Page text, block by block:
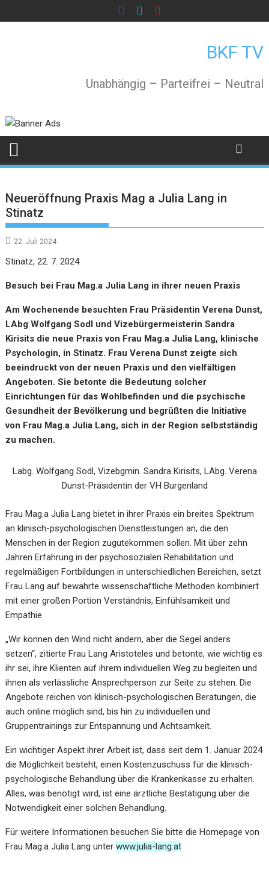
to
BKF TV
Unabhängig – Parteifrei – Neutral
Neueröffnung Praxis Mag a Julia Lang in
Stinatz
22. Juli 2024
Stinatz, 22. 7. 2024
Besuch bei Frau Mag.a Julia Lang in ihrer neuen Praxis
Am Wochenende besuchten Frau Präsidentin Verena Dunst,
LAbg Wolfgang Sodl und Vizebürgermeisterin Sandra
Kirisits die neue Praxis von Frau Mag.a Julia Lang, klinische
Psychologin, in Stinatz. Frau Verena Dunst zeigte sich
beeindruckt von der neuen Praxis und den vielfältigen
Angeboten. Sie betonte die Bedeutung solcher
Einrichtungen für das Wohlbefinden und die psychische
Gesundheit der Bevölkerung und begrüßten die Initiative
von Frau Mag.a Julia Lang, sich in der Region selbstständig
zu machen.
Labg. Wolfgang Sodl, Vizebgmin. Sandra Kirisits, LAbg. Verena
Dunst-Präsidentin der VH Burgenland
Frau Mag.a Julia Lang bietet in ihrer Praxis ein breites Spektrum
an klinisch-psychologischen Dienstleistungen an, die den
Menschen in der Region zugutekommen sollen. Mit über zehn
Jahren Erfahrung in der psychosozialen Rehabilitation und
regelmäßigen Fortbildungen in unterschiedlichen Bereichen, setzt
Frau Lang auf bewährte wissenschaftliche Methoden kombiniert
mit einer großen Portion Verständnis, Einfühlsamkeit und
Empathie.
„Wir können den Wind nicht ändern, aber die Segel anders
setzen“, zitierte Frau Lang Aristoteles und betonte, wie wichtig es
ihr sei, ihre Klienten auf ihrem individuellen Weg zu begleiten und
ihnen als verlässliche Ansprechperson zur Seite zu stehen. Die
Angebote reichen von klinisch-psychologischen Beratungen, die
auch online möglich sind, bis hin zu individuellen und
Gruppentrainings zur Entspannung und Achtsamkeit.
Ein wichtiger Aspekt ihrer Arbeit ist, dass seit dem 1. Januar 2024
die Möglichkeit besteht, einen Kostenzuschuss für die klinisch-
psychologische Behandlung über die Krankenkasse zu erhalten.
Alles, was benötigt wird, ist eine ärztliche Bestätigung über die
Notwendigkeit einer solchen Behandlung.
Für weitere Informationen besuchen Sie bitte die Homepage von
Frau Mag.a Julia Lang unterwww.julia-lang.at